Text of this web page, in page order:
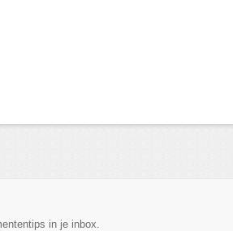
in je inbox.